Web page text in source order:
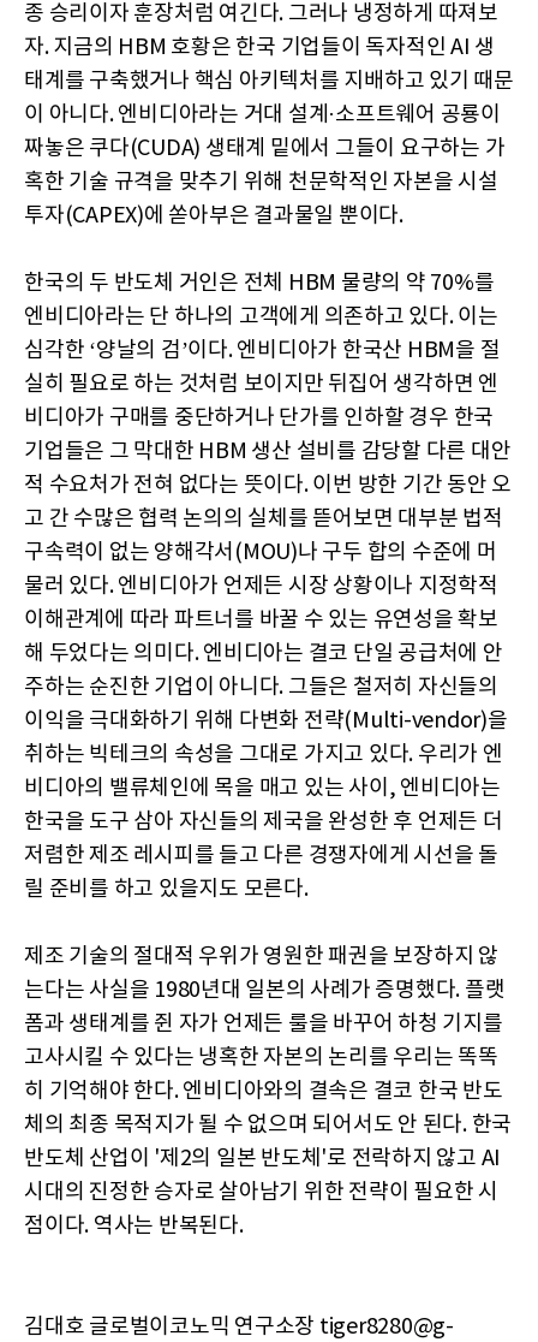
종 승리이자 훈장처럼 여긴다. 그러나 냉정하게 따져보
자. 지금의 HBM 호황은 한국 기업들이 독자적인 AI 생
태계를 구축했거나 핵심 아키텍처를 지배하고 있기 때문
이 아니다. 엔비디아라는 거대 설계·소프트웨어 공룡이
짜놓은 쿠다(CUDA) 생태계 밑에서 그들이 요구하는 가
혹한 기술 규격을 맞추기 위해 천문학적인 자본을 시설
투자(CAPEX)에 쏟아부은 결과물일 뿐이다.
한국의 두 반도체 거인은 전체 HBM 물량의 약 70%를
엔비디아라는 단 하나의 고객에게 의존하고 있다. 이는
심각한 ‘양날의 검’이다. 엔비디아가 한국산 HBM을 절
실히 필요로 하는 것처럼 보이지만 뒤집어 생각하면 엔
비디아가 구매를 중단하거나 단가를 인하할 경우 한국
기업들은 그 막대한 HBM 생산 설비를 감당할 다른 대안
적 수요처가 전혀 없다는 뜻이다. 이번 방한 기간 동안 오
고 간 수많은 협력 논의의 실체를 뜯어보면 대부분 법적
구속력이 없는 양해각서(MOU)나 구두 합의 수준에 머
물러 있다. 엔비디아가 언제든 시장 상황이나 지정학적
이해관계에 따라 파트너를 바꿀 수 있는 유연성을 확보
해 두었다는 의미다. 엔비디아는 결코 단일 공급처에 안
주하는 순진한 기업이 아니다. 그들은 철저히 자신들의
이익을 극대화하기 위해 다변화 전략(Multi-vendor)을
취하는 빅테크의 속성을 그대로 가지고 있다. 우리가 엔
비디아의 밸류체인에 목을 매고 있는 사이, 엔비디아는
한국을 도구 삼아 자신들의 제국을 완성한 후 언제든 더
저렴한 제조 레시피를 들고 다른 경쟁자에게 시선을 돌
릴 준비를 하고 있을지도 모른다.
제조 기술의 절대적 우위가 영원한 패권을 보장하지 않
는다는 사실을 1980년대 일본의 사례가 증명했다. 플랫
폼과 생태계를 쥔 자가 언제든 룰을 바꾸어 하청 기지를
고사시킬 수 있다는 냉혹한 자본의 논리를 우리는 똑똑
히 기억해야 한다. 엔비디아와의 결속은 결코 한국 반도
체의 최종 목적지가 될 수 없으며 되어서도 안 된다. 한국
반도체 산업이 '제2의 일본 반도체'로 전락하지 않고 AI
시대의 진정한 승자로 살아남기 위한 전략이 필요한 시
점이다. 역사는 반복된다.
김대호 글로벌이코노믹 연구소장 tiger8280@g-